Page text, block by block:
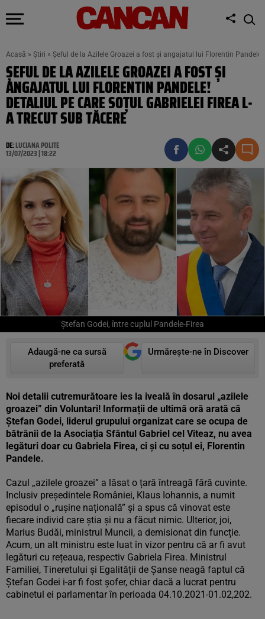
Acasă » Știri » Șeful de la Azilele Groazei a fost și angajatul lui Florentin
ȘEFUL DE LA AZILELE GROAZEI A FOST ȘI
ANGAJATUL LUI FLORENTIN PANDELE!
DETALIUL PE CARE SOȚUL GABRIELEI FIREA L-
A TRECUT SUB TĂCERE
DE:LUCIANA POLITE
13/07/2023 | 18:22
Ștefan Godei, între cuplul Pandele-Firea
Adaugă-ne ca sursă
preferată
Urmărește-ne în Discover
Noi detalii cutremurătoare ies la iveală în dosarul „azilele
groazei” din Voluntari! Informații de ultimă oră arată că
Ștefan Godei, liderul grupului organizat care se ocupa de
bătrânii de la Asociația Sfântul Gabriel cel Viteaz, nu avea
legături doar cu Gabriela Firea, ci și cu soțul ei, Florentin
Pandele.
Cazul „azilele groazei” a lăsat o țară întreagă fără cuvinte.
Inclusiv președintele României, Klaus Iohannis, a numit
episodul o „rușine națională” și a spus că vinovat este
fiecare individ care știa și nu a făcut nimic. Ulterior, joi,
Marius Budăi, ministrul Muncii, a demisionat din funcție.
Acum, un alt ministru este luat în vizor pentru că ar fi avut
legături cu rețeaua, respectiv Gabriela Firea. Ministrul
Familiei, Tineretului și Egalității de Șanse neagă faptul că
Ștefan Godei i-ar fi fost șofer, chiar dacă a lucrat pentru
cabinetul ei parlamentar în perioada 04.10.2021-01.02,202.